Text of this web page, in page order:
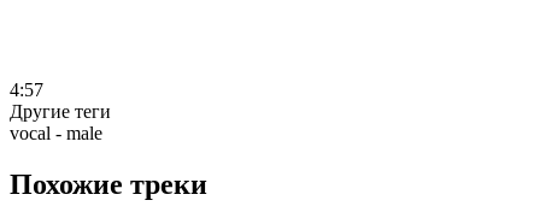
4:57
Другие теги
vocal - male
Похожие треки